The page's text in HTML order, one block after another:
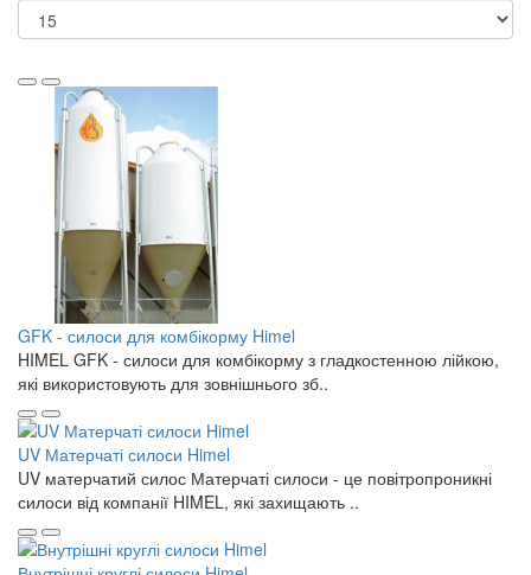
GFK - силоси для комбікорму Himel
HIMEL GFK - силоси для комбікорму з гладкостенною лійкою,
які використовують для зовнішнього зб..
UV Матерчаті силоси Himel
UV матерчатий силос Матерчаті силоси - це повітропроникні
силоси від компанії HIMEL, які захищають ..